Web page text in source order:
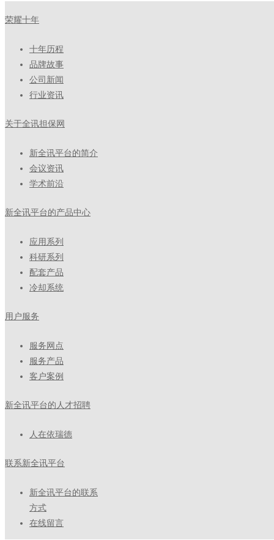
荣耀十年
十年历程
品牌故事
公司新闻
行业资讯
关于全讯担保网
新全讯平台的简介
会议资讯
学术前沿
新全讯平台的产品中心
应用系列
科研系列
配套产品
冷却系统
用户服务
服务网点
服务产品
客户案例
新全讯平台的人才招聘
人在依瑞德
联系新全讯平台
新全讯平台的联系
方式
在线留言